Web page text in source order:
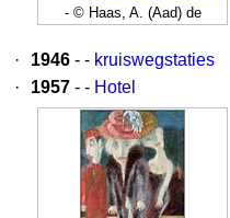
- © Haas, A. (Aad) de
· 1946 - - kruiswegstaties
·
1957 - - Hotel